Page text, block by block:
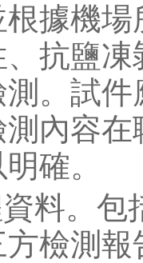
據機場
抗鹽凍
。試件
內容在
確。
。包
檢測報